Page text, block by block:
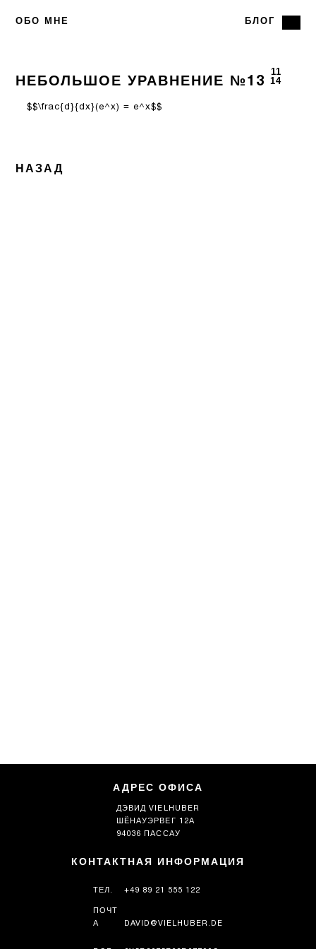
ОБО МНЕ БЛОГ
НЕБОЛЬШОЕ УРАВНЕНИЕ №13
11
14
$$\frac{d}{dx}(e^x) = e^x$$
НАЗАД
АДРЕС ОФИСА
ДЭВИД VIELHUBER
ШЁНАУЭРВЕГ 12А
94036 ПАССАУ
КОНТАКТНАЯ ИНФОРМАЦИЯ
ТЕЛ. +49 89 21 555 122
ПОЧТ
А
DAVID@VIELHUBER.DE